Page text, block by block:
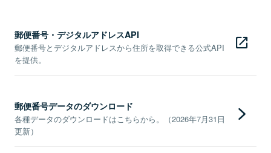
郵便番号・デジタルアドレスAPI
郵便番号とデジタルアドレスから住所を取得できる公式API
を提供。
郵便番号データのダウンロード
各種データのダウンロードはこちらから。（2026年7月31日
更新）